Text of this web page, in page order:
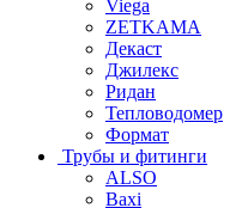
Viega
ZETKAMA
Декаст
Джилекс
Ридан
Тепловодомер
Формат
Трубы и фитинги
ALSO
Baxi